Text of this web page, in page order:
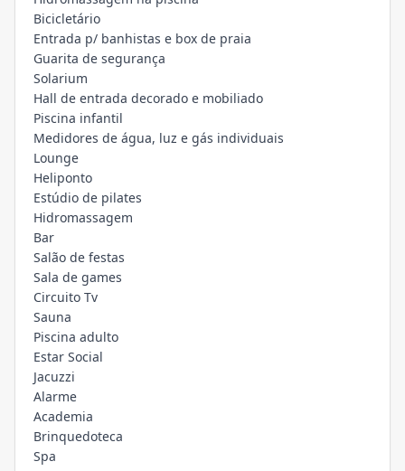
Bicicletário
Entrada p/ banhistas e box de praia
Guarita de segurança
Solarium
Hall de entrada decorado e mobiliado
Piscina infantil
Medidores de água, luz e gás individuais
Lounge
Heliponto
Estúdio de pilates
Hidromassagem
Bar
Salão de festas
Sala de games
Circuito Tv
Sauna
Piscina adulto
Estar Social
Jacuzzi
Alarme
Academia
Brinquedoteca
Spa